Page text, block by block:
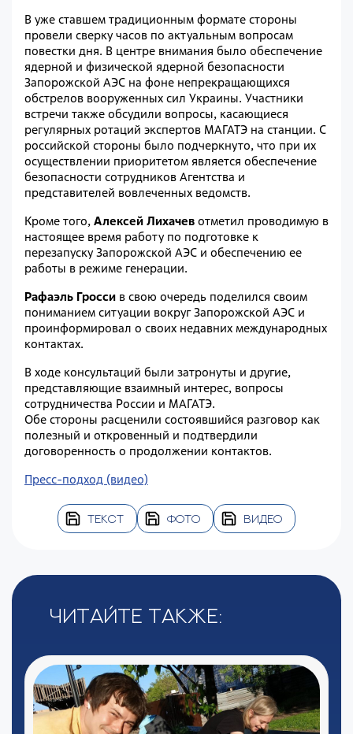
В уже ставшем традиционным формате стороны
провели сверку часов по актуальным вопросам
повестки дня. В центре внимания было обеспечение
ядерной и физической ядерной безопасности
Запорожской АЭС на фоне непрекращающихся
обстрелов вооруженных сил Украины. Участники
встречи также обсудили вопросы, касающиеся
регулярных ротаций экспертов МАГАТЭ на станции. С
российской стороны было подчеркнуто, что при их
осуществлении приоритетом является обеспечение
безопасности сотрудников Агентства и
представителей вовлеченных ведомств.
Кроме того, Алексей Лихачев отметил проводимую в
настоящее время работу по подготовке к
перезапуску Запорожской АЭС и обеспечению ее
работы в режиме генерации.
Рафаэль Гросси в свою очередь поделился своим
пониманием ситуации вокруг Запорожской АЭС и
проинформировал о своих недавних международных
контактах.
В ходе консультаций были затронуты и другие,
представляющие взаимный интерес, вопросы
сотрудничества России и МАГАТЭ.
Обе стороны расценили состоявшийся разговор как
полезный и откровенный и подтвердили
договоренность о продолжении контактов.
Пресс-подход (видео)
ТЕКСТ ФОТО ВИДЕО
Читайте также: